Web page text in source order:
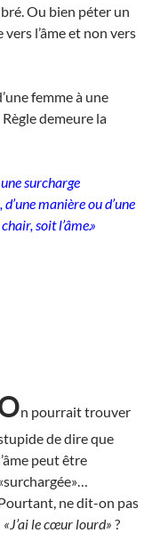
Ou bien péter un
l’âme et non vers
femme à une
demeure la
surcharge
manière ou d’une
soit l’âme.»
n pourrait trouver
de dire que
peut être
ne dit-on pas
«J’ai le cœur lourd» ?